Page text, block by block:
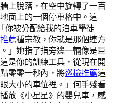
上脫落，在空中旋轉了一百
面上的一個停車格中。這
被分配給我的泊車學徒
薦種宗教，你就是那個連方
」她指了指旁邊一輛像是巨
是你的訓練工具，從現在開
零零一秒內，將巡檢推薦這
大小的車位裡。」何手殘看
放《小星星》的嬰兒車，感